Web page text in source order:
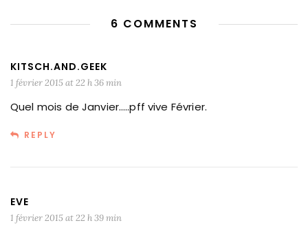
6 COMMENTS
KITSCH.AND.GEEK
1 février 2015 at 22 h 36 min
Quel mois de Janvier…..pff vive Février.
REPLY
EVE
1 février 2015 at 22 h 39 min